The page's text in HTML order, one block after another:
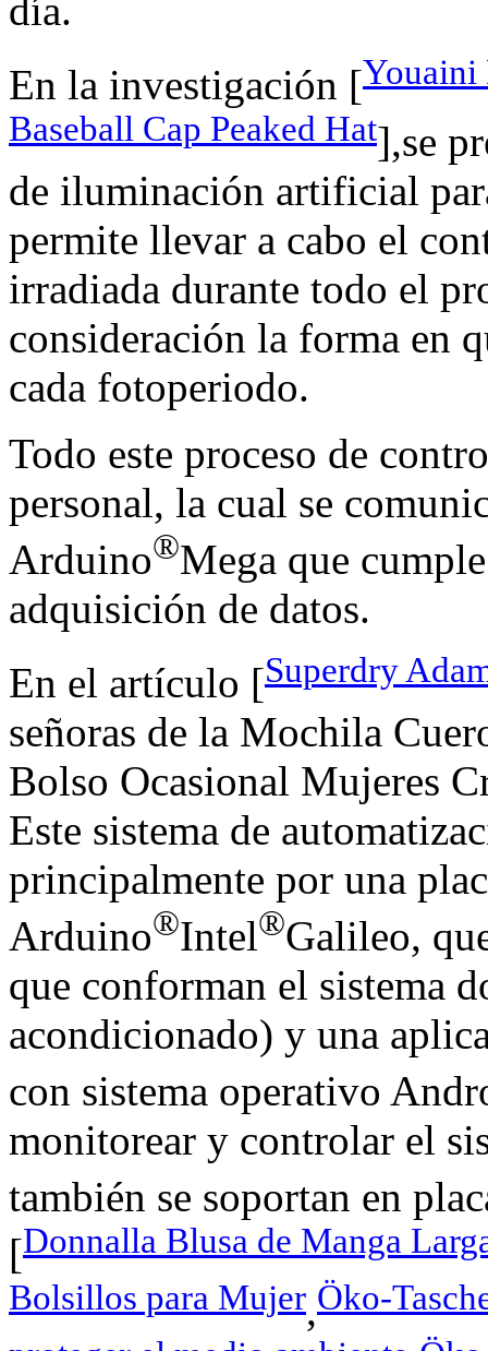
día.
En la investigación [Youaini
Baseball Cap Peaked Hat],se
de iluminación artificial
permite llevar a cabo el
irradiada durante todo el
consideración la forma en
cada fotoperiodo.
Todo este proceso de
personal, la cual se
Arduino®Mega que
adquisición de datos.
En el artículo [Superdry
señoras de la Mochila
Bolso Ocasional Mujeres
Este sistema de
principalmente por una
Arduino®Intel®Galileo,
que conforman el sistema
acondicionado) y una
con sistema operativo
monitorear y controlar el
también se soportan en
[Donnalla Blusa de Manga
Bolsillos para Mujer,Öko-